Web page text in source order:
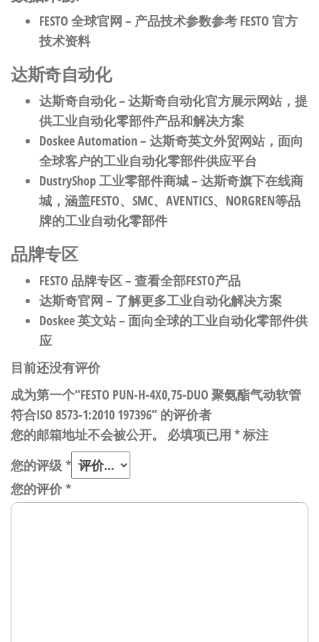
FESTO 全球官网 – 产品技术参数参考 FESTO 官方
技术资料
达斯奇自动化
达斯奇自动化– 达斯奇自动化官方展示网站，提
供工业自动化零部件产品和解决方案
Doskee Automation– 达斯奇英文外贸网站，面向
全球客户的工业自动化零部件供应平台
DustryShop 工业零部件商城– 达斯奇旗下在线商
城，涵盖FESTO、SMC、AVENTICS、NORGREN等品
牌的工业自动化零部件
品牌专区
FESTO 品牌专区– 查看全部FESTO产品
达斯奇官网 – 了解更多工业自动化解决方案
Doskee 英文站– 面向全球的工业自动化零部件供
应
目前还没有评价
成为第一个“FESTO PUN-H-4X0,75-DUO 聚氨酯气动软管
符合ISO 8573-1:2010 197396” 的评价者
您的邮箱地址不会被公开。
必填项已用 *标注
您的评级 *
您的评价*